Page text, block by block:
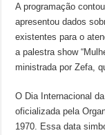
A programação
apresentou dados
existentes para o
a palestra show
ministrada por Zefa,
O Dia Internacional
oficializada pela
1970. Essa data